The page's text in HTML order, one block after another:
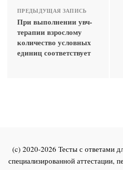
ПРЕДЫДУЩАЯ ЗАПИСЬ
При выполнении увч-
терапии взрослому
количество условных
единиц соответствует
(c) 2020-2026 Тесты с ответами
специализированной аттестации,